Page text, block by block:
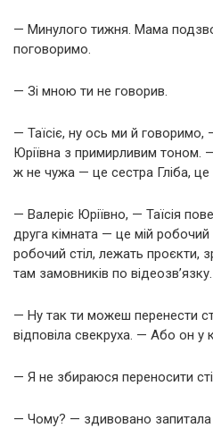
— Минулого тижня. Мама
поговоримо.
— Зі мною ти не говорив.
— Таїсіє, ну ось ми й говоримо,
Юріївна з примирливим тоном.
ж не чужа — це сестра Гліба, це
— Валеріє Юріївно, — Таїсія
друга кімната — це мій робочий
робочий стіл, лежать проєкти,
там замовників по
— Ну так ти можеш перенести
відповіла свекруха. — Або он у
— Я не збираюся переносити
— Чому? — здивовано запитала